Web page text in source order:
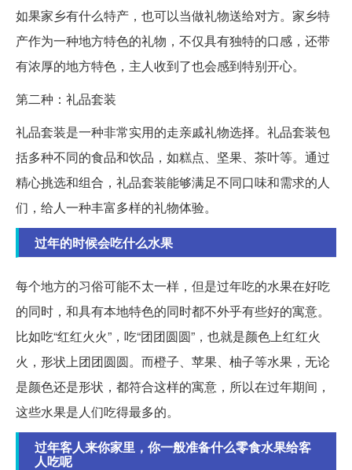
如果家乡有什么特产，也可以当做礼物送给对方。家乡特
产作为一种地方特色的礼物，不仅具有独特的口感，还带
有浓厚的地方特色，主人收到了也会感到特别开心。
第二种：礼品套装
礼品套装是一种非常实用的走亲戚礼物选择。礼品套装包
括多种不同的食品和饮品，如糕点、坚果、茶叶等。通过
精心挑选和组合，礼品套装能够满足不同口味和需求的人
们，给人一种丰富多样的礼物体验。
过年的时候会吃什么水果
每个地方的习俗可能不太一样，但是过年吃的水果在好吃
的同时，和具有本地特色的同时都不外乎有些好的寓意。
比如吃“红红火火”，吃“团团圆圆”，也就是颜色上红红火
火，形状上团团圆圆。而橙子、苹果、柚子等水果，无论
是颜色还是形状，都符合这样的寓意，所以在过年期间，
这些水果是人们吃得最多的。
过年客人来你家里，你一般准备什么零食水果给客
人吃呢